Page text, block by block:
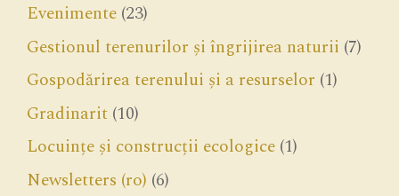
Evenimente (23)
Gestionul terenurilor și îngrijirea naturii (7)
Gospodărirea terenului și a resurselor (1)
Gradinarit (10)
Locuințe și construcții ecologice (1)
Newsletters (ro) (6)